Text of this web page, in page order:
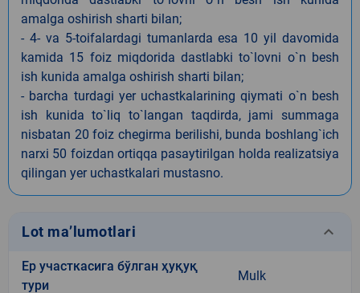
amalga oshirish sharti bilan;
- 4- va 5-toifalardagi tumanlarda esa 10 yil davomida
kamida 15 foiz miqdorida dastlabki to`lovni o`n besh
ish kunida amalga oshirish sharti bilan;
- barcha turdagi yer uchastkalarining qiymati o`n besh
ish kunida to`liq to`langan taqdirda, jami summaga
nisbatan 20 foiz chegirma berilishi, bunda boshlang`ich
narxi 50 foizdan ortiqqa pasaytirilgan holda realizatsiya
qilingan yer uchastkalari mustasno.
Lot ma’lumotlari keyboard_arrow_down
Ер участкасига бўлган ҳуқуқ
тури
Mulk